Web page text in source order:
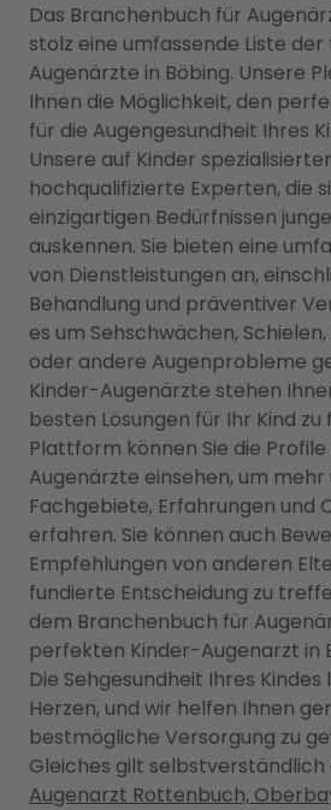
Das Branchenbuch für
stolz eine umfassende Liste
Augenärzte in Böbing. Unsere
Ihnen die Möglichkeit, den
für die Augengesundheit Ihres
Unsere auf Kinder
hochqualifizierte Experten, die
einzigartigen Bedürfnissen
auskennen. Sie bieten eine
von Dienstleistungen an,
Behandlung und präventiver
es um Sehschwächen,
oder andere Augenprobleme
Kinder-Augenärzte stehen
besten Lösungen für Ihr Kind
Plattform können Sie die
Augenärzte einsehen, um
Fachgebiete, Erfahrungen und
erfahren. Sie können auch
Empfehlungen von anderen
fundierte Entscheidung zu
dem Branchenbuch für
perfekten Kinder-Augenarzt in
Die Sehgesundheit Ihres Kindes
Herzen, und wir helfen Ihnen
bestmögliche Versorgung zu
Gleiches gilt selbstverständlich
Augenarzt Rottenbuch,